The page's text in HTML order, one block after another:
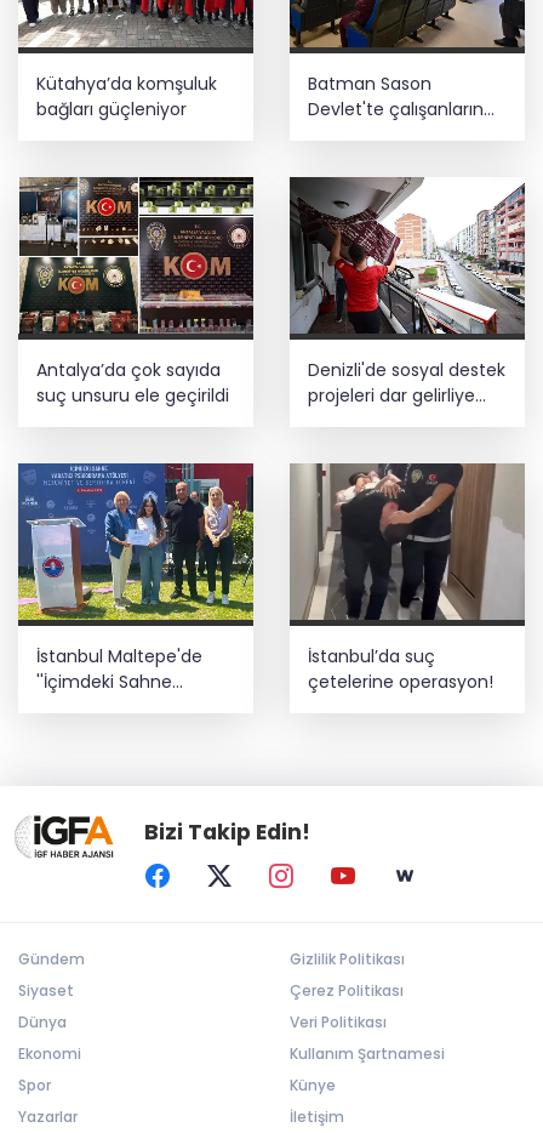
Kütahya’da komşuluk
bağları güçleniyor
Batman Sason
Devlet'te çalışanların
Antalya’da çok sayıda
suç unsuru ele geçirildi
Denizli'de sosyal destek
projeleri dar gelirliye
umut oluyor
İstanbul Maltepe'de
''İçimdeki Sahne
Atölyesi'' katılımcıları
İstanbul’da suç
çetelerine operasyon!
Bizi Takip Edin!
Gündem
Siyaset
Dünya
Ekonomi
Spor
Yazarlar
Gizlilik Politikası
Çerez Politikası
Veri Politikası
Kullanım Şartnamesi
Künye
İletişim